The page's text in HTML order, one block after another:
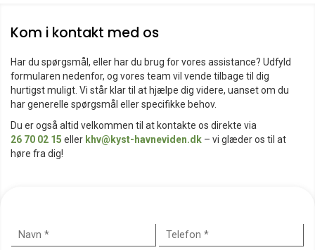
Kom i kontakt med os
Har du spørgsmål, eller har du brug for vores assistance? Udfyld
formularen nedenfor, og vores team vil vende tilbage til dig
hurtigst muligt. Vi står klar til at hjælpe dig videre, uanset om du
har generelle spørgsmål eller specifikke behov.
Du er også altid velkommen til at kontakte os direkte via
26 70 02 15 eller khv@kyst-havneviden.dk – vi glæder os til at
høre fra dig!